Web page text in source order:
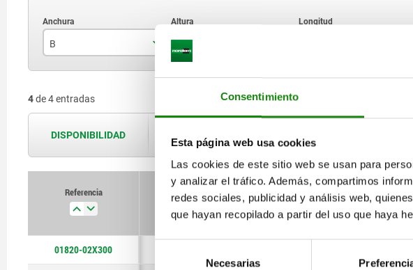
Consentimiento
Esta página web usa cookies
Las cookies de este sitio web se usan para
y analizar el tráfico. Además, compartimos
redes sociales, publicidad y análisis web,
que hayan recopilado a partir del uso que haya
Necesarias
B
100
200
4de 4 entradas
DISPONIBILIDAD
Referencia
B
H L
01820-02X300